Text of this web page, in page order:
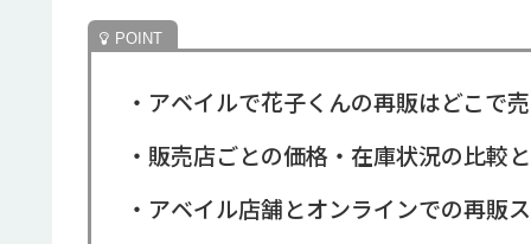
・アベイルで花子くんの再販はどこで
・販売店ごとの価格・在庫状況の比較
・アベイル店舗とオンラインでの再販